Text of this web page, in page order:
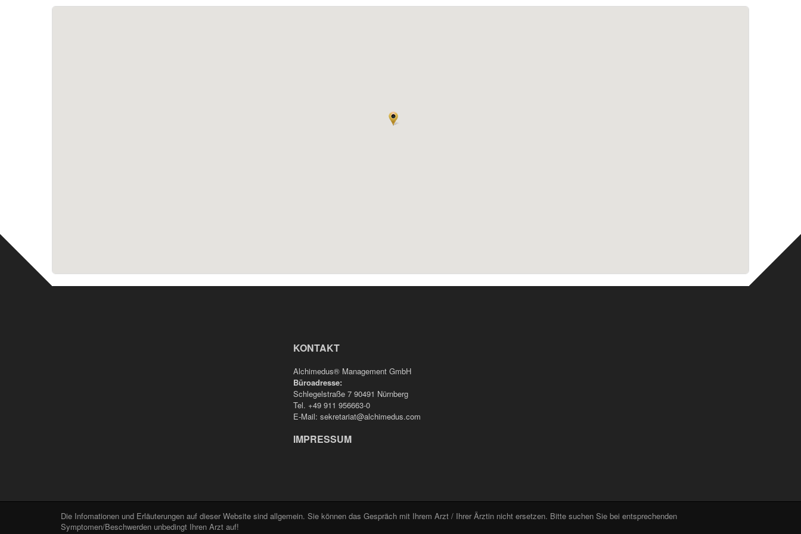
KONTAKT
Alchimedus® Management GmbH
Büroadresse:
Schlegelstraße 7 90491 Nürnberg
Tel. +49 911 956663-0
E-Mail: sekretariat@alchimedus.com
IMPRESSUM
Die Infomationen und Erläuterungen auf dieser Website sind allgemein. Sie können das Gespräch mit Ihrem Arzt / Ihrer Ärztin nicht ersetzen. Bitte suchen Sie bei entsprechenden
Symptomen/Beschwerden unbedingt Ihren Arzt auf!